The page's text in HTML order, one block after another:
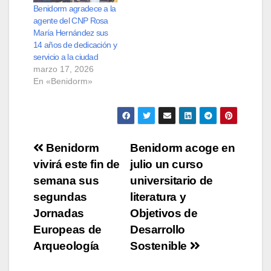
Benidorm agradece a la
agente del CNP Rosa
María Hernández sus
14 años de dedicación y
servicio a la ciudad
marzo 17, 2026
En «Benidorm»
Navegación
de
entradas
Benidorm acoge en
julio un curso
universitario de
literatura y
Objetivos de
Desarrollo
Sostenible
Benidorm
vivirá este fin de
semana sus
segundas
Jornadas
Europeas de
Arqueología